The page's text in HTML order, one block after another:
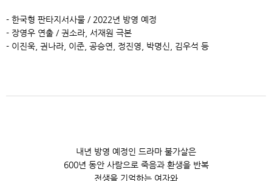
- 한국형 판타지서사물 / 2022년 방영 예정
- 장영우 연출 / 권소라, 서재원 극본
- 이진욱, 권나라, 이준, 공승연, 정진영, 박명신, 김우석 등
내년 방영 예정인 드라마 불가살은
600년 동안 사람으로 죽음과 환생을 반복
전생을 기억하는 여자와